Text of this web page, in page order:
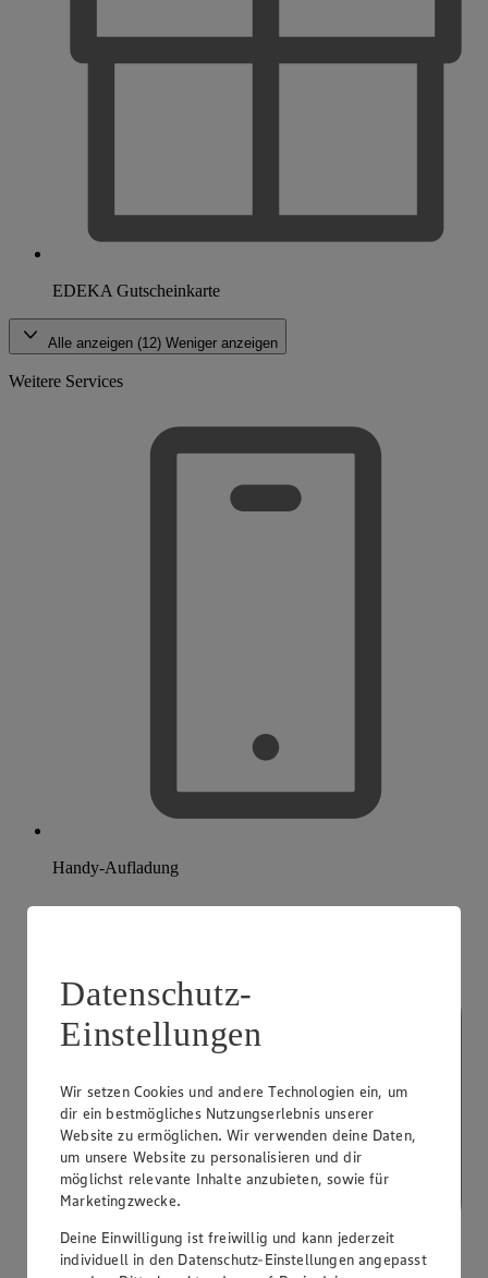
EDEKA Gutscheinkarte
Alle anzeigen (12) Weniger anzeigen
Weitere Services
Handy-Aufladung
Datenschutz-
Einstellungen
Wir setzen Cookies und andere Technologien ein, um
dir ein bestmögliches Nutzungserlebnis unserer
Website zu ermöglichen. Wir verwenden deine Daten,
um unsere Website zu personalisieren und dir
möglichst relevante Inhalte anzubieten, sowie für
Marketingzwecke.
Deine Einwilligung ist freiwillig und kann jederzeit
individuell in den Datenschutz-Einstellungen angepasst